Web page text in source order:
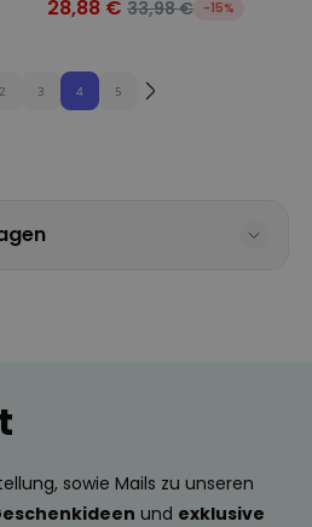
28,88 € 33,98 € -15%
2 3 4 5
sowie Mails zu unseren
und exklusive